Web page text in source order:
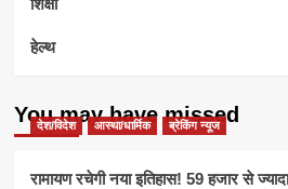
हेल्थ
You may have missed
देश/विदेश आस्था/धार्मिक ब्रेकिंग न्यूज
रामायण रचेगी नया इतिहास! 59 हजार से